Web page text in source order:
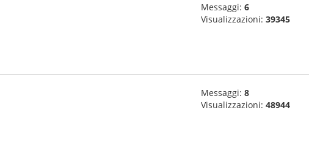
Messaggi: 6
Visualizzazioni: 39345
Messaggi: 8
Visualizzazioni: 48944